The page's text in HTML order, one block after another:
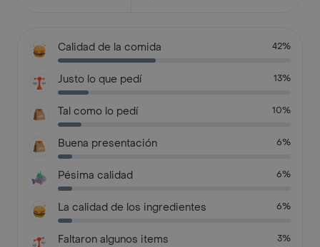
Calidad de la comida 42%
Justo lo que pedí 13%
Tal como lo pedí 10%
Buena presentación 6%
Pésima calidad 6%
La calidad de los ingredientes 6%
Faltaron algunos items 3%